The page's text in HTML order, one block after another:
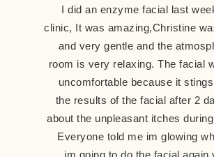
I did an enzyme facial last
clinic, It was amazing,Christine
and very gentle and the
room is very relaxing. The facial
uncomfortable because it
the results of the facial after 2
about the unpleasant itches
Everyone told me im glowing